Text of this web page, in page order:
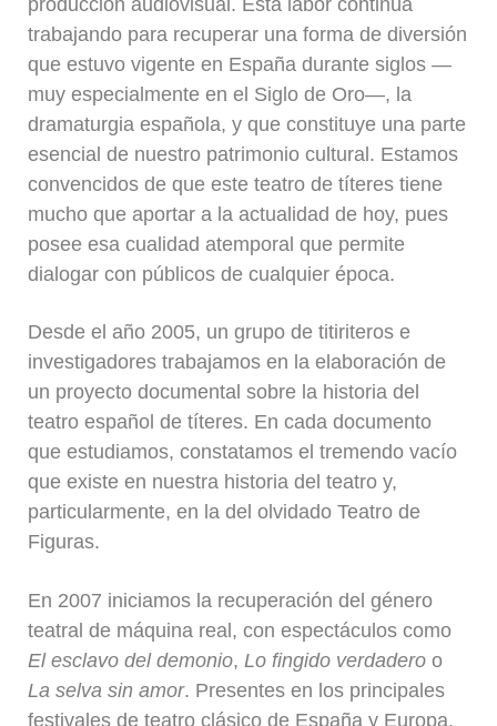
trabajando para recuperar una forma de diversión
que estuvo vigente en España durante siglos —
muy especialmente en el Siglo de Oro—, la
dramaturgia española, y que constituye una parte
esencial de nuestro patrimonio cultural. Estamos
convencidos de que este teatro de títeres tiene
mucho que aportar a la actualidad de hoy, pues
posee esa cualidad atemporal que permite
dialogar con públicos de cualquier época.
Desde el año 2005, un grupo de titiriteros e
investigadores trabajamos en la elaboración de
un proyecto documental sobre la historia del
teatro español de títeres. En cada documento
que estudiamos, constatamos el tremendo vacío
que existe en nuestra historia del teatro y,
particularmente, en la del olvidado Teatro de
Figuras.
En 2007 iniciamos la recuperación del género
teatral de máquina real, con espectáculos como
El esclavo del demonio, Lo fingido verdadero o
La selva sin amor. Presentes en los principales
festivales de teatro clásico de España y Europa.